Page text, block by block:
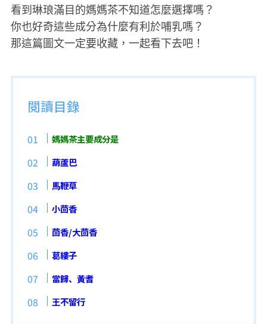
看到琳琅滿目的媽媽茶不知道怎麼選擇嗎？
你也好奇這些成分為什麼有利於哺乳嗎？
那這篇圖文一定要收藏，一起看下去吧！
閱讀目錄
媽媽茶主要成分是
葫蘆巴
馬鞭草
小茴香
茴香/大茴香
葛縷子
當歸、黃耆
王不留行